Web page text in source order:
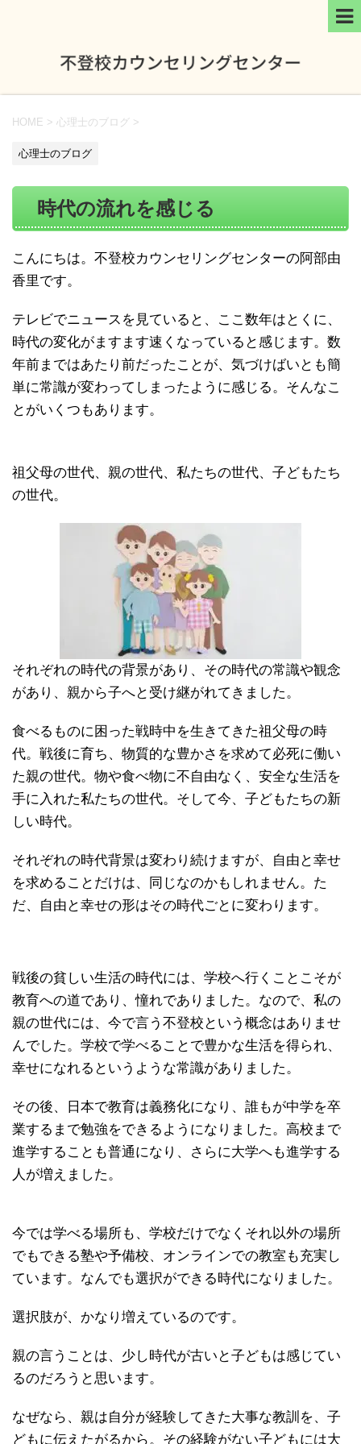
HOME > 心理士のブログ >
心理士のブログ
時代の流れを感じる
こんにちは。不登校カウンセリングセンターの阿部由
香里です。
テレビでニュースを見ていると、ここ数年はとくに、
時代の変化がますます速くなっていると感じます。数
年前まではあたり前だったことが、気づけばいとも簡
単に常識が変わってしまったように感じる。そんなこ
とがいくつもあります。
祖父母の世代、親の世代、私たちの世代、子どもたち
の世代。
それぞれの時代の背景があり、その時代の常識や観念
があり、親から子へと受け継がれてきました。
食べるものに困った戦時中を生きてきた祖父母の時
代。戦後に育ち、物質的な豊かさを求めて必死に働い
た親の世代。物や食べ物に不自由なく、安全な生活を
手に入れた私たちの世代。そして今、子どもたちの新
しい時代。
それぞれの時代背景は変わり続けますが、自由と幸せ
を求めることだけは、同じなのかもしれません。た
だ、自由と幸せの形はその時代ごとに変わります。
戦後の貧しい生活の時代には、学校へ行くことこそが
教育への道であり、憧れでありました。なので、私の
親の世代には、今で言う不登校という概念はありませ
んでした。学校で学べることで豊かな生活を得られ、
幸せになれるというような常識がありました。
その後、日本で教育は義務化になり、誰もが中学を卒
業するまで勉強をできるようになりました。高校まで
進学することも普通になり、さらに大学へも進学する
人が増えました。
今では学べる場所も、学校だけでなくそれ以外の場所
でもできる塾や予備校、オンラインでの教室も充実し
ています。なんでも選択ができる時代になりました。
選択肢が、かなり増えているのです。
親の言うことは、少し時代が古いと子どもは感じてい
るのだろうと思います。
なぜなら、親は自分が経験してきた大事な教訓を、子
どもに伝えたがるから。その経験がない子どもには大